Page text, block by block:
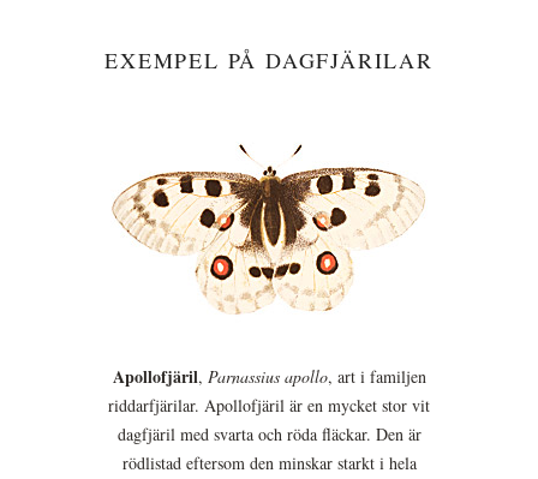
EXEMPEL PÅ DAGFJÄRILAR
Apollofjäril, Parnassius apollo, art i familjen
riddarfjärilar. Apollofjäril är en mycket stor vit
dagfjäril med svarta och röda fläckar. Den är
rödlistad eftersom den minskar starkt i hela